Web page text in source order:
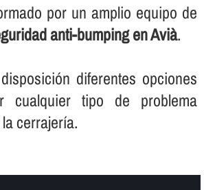
por un amplio equipo de
anti-bumping en Avià.
diferentes opciones
cualquier tipo de problema
cerrajerí­a.